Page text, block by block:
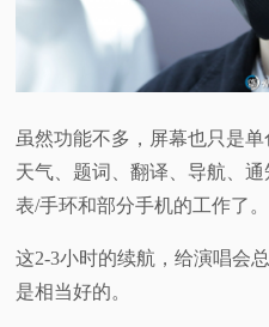
虽然功能不多，屏幕也只是
天气、题词、翻译、导航、
表/手环和部分手机的工作了。
这2-3小时的续航，给演唱会
是相当好的。